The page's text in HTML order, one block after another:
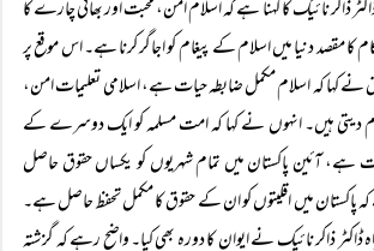
نائیک کا کہنا ہے کہ اسلام امن، محبت اور بھائی چارے کا
مقصد دنیا میں اسلام کے پیغام کو اجاگر کرنا ہے۔ اس موقع پر
نے کہا کہ اسلام مکمل ضابطہ حیات ہے، اسلامی تعلیمات امن،
دیتی ہیں۔ انہوں نے کہا کہ امت مسلمہ کو ایک دوسرے کے
ہے، آئین پاکستان میں تمام شہریوں کو یکساں حقوق حاصل
کہ پاکستان میں اقلیتوں کو ان کے حقوق کا مکمل تحفظ حاصل ہے۔
ڈاکٹر ذاکر نائیک نے ایوان کا دورہ بھی کیا۔ واضح رہے کہ گزشتہ